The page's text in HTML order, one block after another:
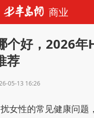
商业
个好，2026年
荐
05-13 16:26
女性的常见健康问题